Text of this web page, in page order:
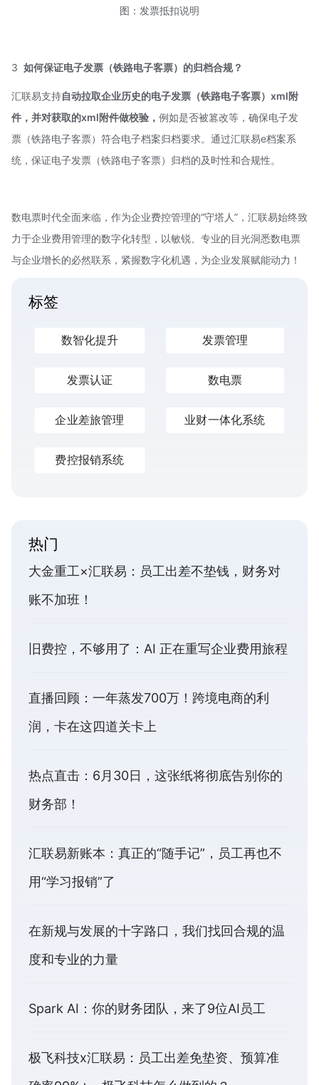
图：发票抵扣说明
3 如何保证电子发票（铁路电子客票）的归档合规？
汇联易支持自动拉取企业历史的电子发票（铁路电子客票）xml附
件，并对获取的xml附件做校验， 例如是否被篡改等，确保电子发
票（铁路电子客票）符合电子档案归档要求。通过汇联易e档案系
统，保证电子发票（铁路电子客票）归档的及时性和合规性。
数电票时代全面来临，作为企业费控管理的“守塔人”，汇联易始终致
力于企业费用管理的数字化转型，以敏锐、专业的目光洞悉数电票
与企业增长的必然联系，紧握数字化机遇，为企业发展赋能动力！
标签
数智化提升 发票管理
发票认证 数电票
企业差旅管理 业财一体化系统
费控报销系统
热门
大金重工×汇联易：员工出差不垫钱，财务对
账不加班！
旧费控，不够用了：AI 正在重写企业费用旅程
直播回顾：一年蒸发700万！跨境电商的利
润，卡在这四道关卡上
热点直击：6月30日，这张纸将彻底告别你的
财务部！
汇联易新账本：真正的“随手记”，员工再也不
用“学习报销”了
在新规与发展的十字路口，我们找回合规的温
度和专业的力量
Spark AI：你的财务团队，来了9位AI员工
极飞科技x汇联易：员工出差免垫资、预算准